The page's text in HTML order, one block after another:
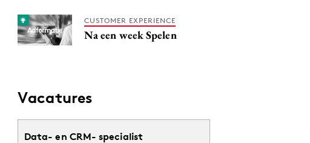
CUSTOMER EXPERIENCE
Na een week Spelen
Vacatures
Data- en CRM- specialist